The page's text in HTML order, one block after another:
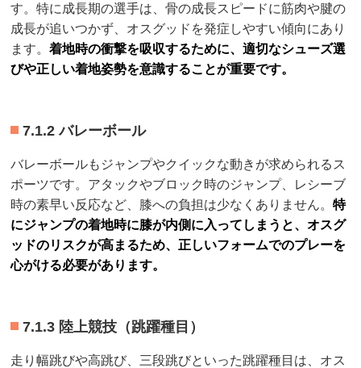
す。特に成長期の選手は、骨の成長スピードに筋肉や腱の
成長が追いつかず、オスグッドを発症しやすい傾向にあり
ます。着地時の衝撃を吸収するために、適切なシューズ選
びや正しい着地姿勢を意識することが重要です。
7.1.2 バレーボール
バレーボールもジャンプやクイックな動きが求められるス
ポーツです。アタックやブロック時のジャンプ、レシーブ
時の素早い反応など、膝への負担は少なくありません。特
にジャンプの着地時に膝が内側に入ってしまうと、オスグ
ッドのリスクが高まるため、正しいフォームでのプレーを
心がける必要があります。
7.1.3 陸上競技（跳躍種目）
走り幅跳びや高跳び、三段跳びといった跳躍種目は、オス